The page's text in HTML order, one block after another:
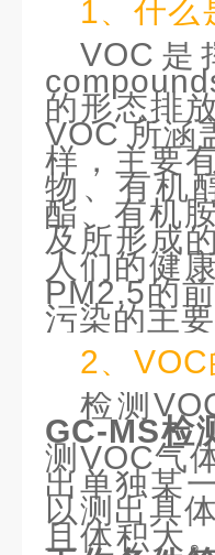
1、什么
VOC是
的形态排
VOC 所涵
样，主要
物、有机
酯、有机
及所形成
人们的健
PM2.5的
污染的主要
2、
检测
GC-MS检
测VOC气
出单独某
以测出具
且体积大